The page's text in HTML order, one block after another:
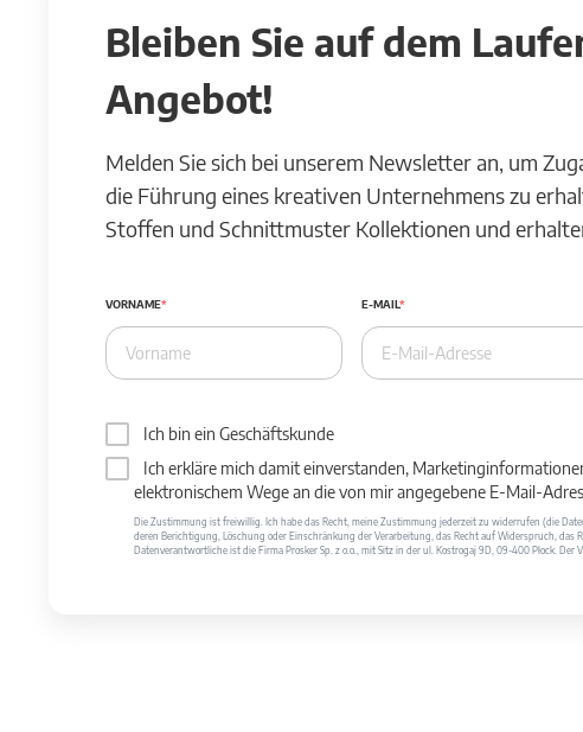
Bleiben Sie auf dem
Angebot!
Melden Sie sich bei unserem Newsletter an, um
die Führung eines kreativen Unternehmens zu
Stoffen und Schnittmuster Kollektionen und
VORNAME E-MAIL
Ich bin ein Geschäftskunde
Ich erkläre mich damit einverstanden,
elektronischem Wege an die von mir angegebene E-Mail-
Die Zustimmung ist freiwillig. Ich habe das Recht, meine Zustimmung jederzeit zu widerrufen (die
deren Berichtigung, Löschung oder Einschränkung der Verarbeitung, das Recht auf Widerspruch,
Datenverantwortliche ist die Firma Prosker Sp. z o.o., mit Sitz in der ul. Kostrogaj 9D, 09-400 Płock.